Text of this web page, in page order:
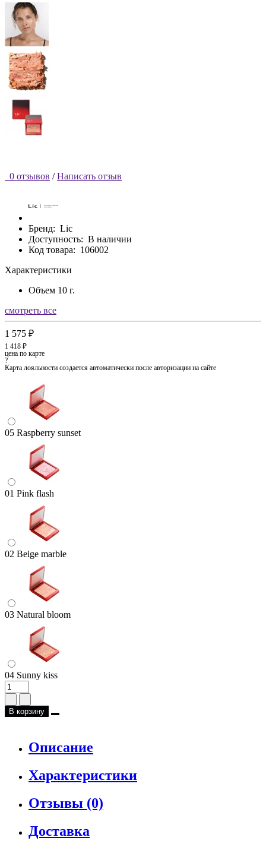
0 отзывов / Написать отзыв
Бренд: Lic
Доступность: В наличии
Код товара: 106002
Характеристики
Объем 10 г.
смотреть все
1 575 ₽
1 418 ₽
цена по карте
?
Карта лояльности создается автоматически после авторизации на сайте
05 Raspberry sunset
01 Pink flash
02 Beige marble
03 Natural bloom
04 Sunny kiss
В корзину
Описание
Характеристики
Отзывы (0)
Доставка